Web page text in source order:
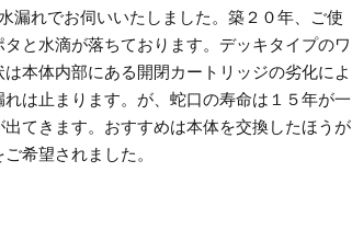
漏れでお伺いいたしました。築２０年、ご使
と水滴が落ちております。デッキタイプのワ
本体内部にある開閉カートリッジの劣化によ
は止まります。が、蛇口の寿命は１５年が一
てきます。おすすめは本体を交換したほうが
希望されました。